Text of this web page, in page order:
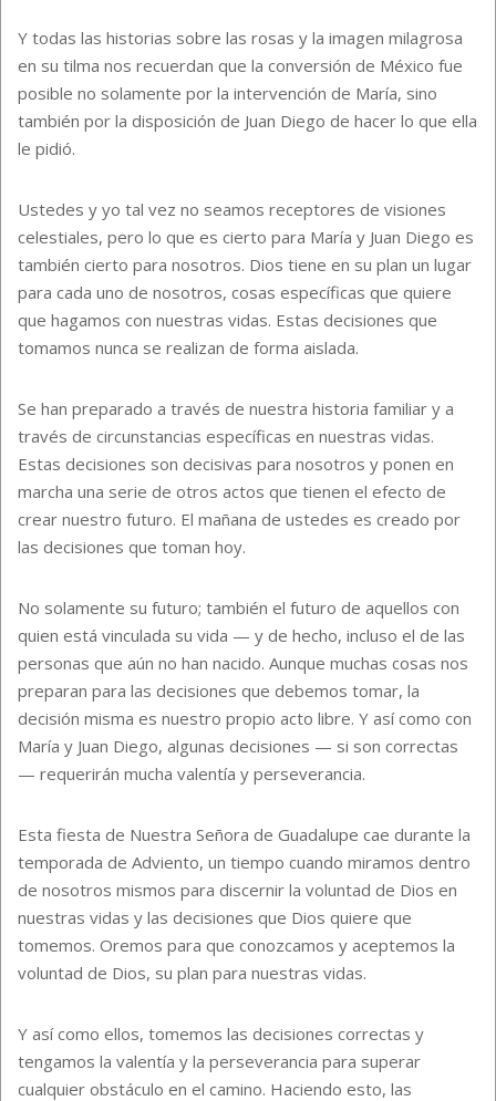
Y todas las historias sobre las rosas y la imagen milagrosa
en su tilma nos recuerdan que la conversión de México fue
posible no solamente por la intervención de María, sino
también por la disposición de Juan Diego de hacer lo que ella
le pidió.
Ustedes y yo tal vez no seamos receptores de visiones
celestiales, pero lo que es cierto para María y Juan Diego es
también cierto para nosotros. Dios tiene en su plan un lugar
para cada uno de nosotros, cosas específicas que quiere
que hagamos con nuestras vidas. Estas decisiones que
tomamos nunca se realizan de forma aislada.
Se han preparado a través de nuestra historia familiar y a
través de circunstancias específicas en nuestras vidas.
Estas decisiones son decisivas para nosotros y ponen en
marcha una serie de otros actos que tienen el efecto de
crear nuestro futuro. El mañana de ustedes es creado por
las decisiones que toman hoy.
No solamente su futuro; también el futuro de aquellos con
quien está vinculada su vida — y de hecho, incluso el de las
personas que aún no han nacido. Aunque muchas cosas nos
preparan para las decisiones que debemos tomar, la
decisión misma es nuestro propio acto libre. Y así como con
María y Juan Diego, algunas decisiones — si son correctas
— requerirán mucha valentía y perseverancia.
Esta fiesta de Nuestra Señora de Guadalupe cae durante la
temporada de Adviento, un tiempo cuando miramos dentro
de nosotros mismos para discernir la voluntad de Dios en
nuestras vidas y las decisiones que Dios quiere que
tomemos. Oremos para que conozcamos y aceptemos la
voluntad de Dios, su plan para nuestras vidas.
Y así como ellos, tomemos las decisiones correctas y
tengamos la valentía y la perseverancia para superar
cualquier obstáculo en el camino. Haciendo esto, las